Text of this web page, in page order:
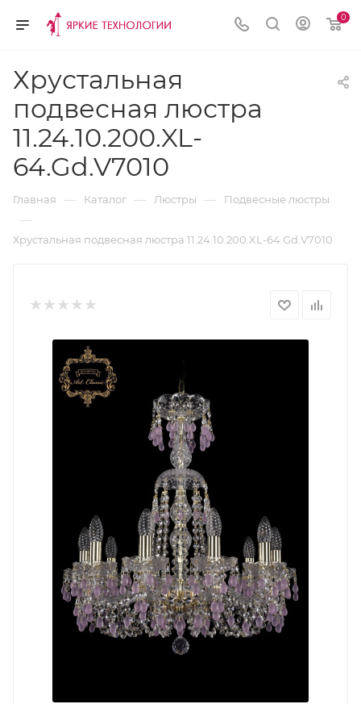
0
Хрустальная
подвесная люстра
11.24.10.200.XL-
64.Gd.V7010
Главная — Каталог — Люстры — Подвесные люстры
—
Хрустальная подвесная люстра 11.24.10.200.XL-64.Gd.V7010